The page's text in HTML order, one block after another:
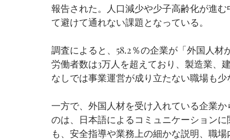
報告された。人口減少や少子高齢化が進
て避けて通れない課題となっている。
調査によると、58.2％の企業が「外国人
労働者数は3万人を超えており、製造業、
なしでは事業運営が成り立たない職場も
一方で、外国人材を受け入れている企業
のは、日本語によるコミュニケーション
も、安全指導や業務上の細かな説明、職